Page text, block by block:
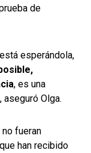
de
esperándola,
, es una
Olga.
fueran
han recibido